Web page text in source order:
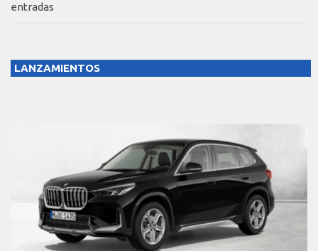
entradas
LANZAMIENTOS